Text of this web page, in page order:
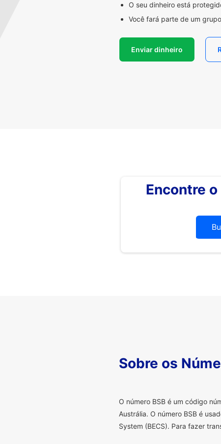
O seu dinheiro está
Você fará parte de um
Enviar dinheiro
Encontre o
Sobre os
O número BSB é um código
Austrália. O número BSB é
System (BECS). Para fazer